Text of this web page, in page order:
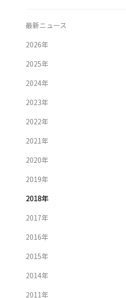
最新ニュース
2026年
2025年
2024年
2023年
2022年
2021年
2020年
2019年
2018年
2017年
2016年
2015年
2014年
2011年